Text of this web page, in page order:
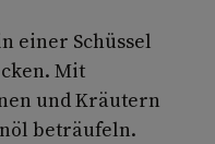
einer Schüssel
Mit
und Kräutern
beträufeln.